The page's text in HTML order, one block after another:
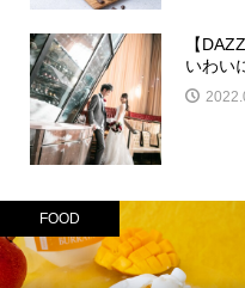
【
いわい
FOOD